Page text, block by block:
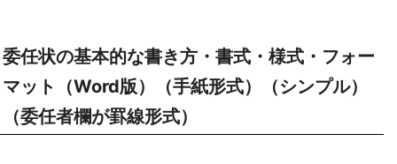
委任状の基本的な書き方・書式・様式・フォー
マット（Word版）（手紙形式）（シンプル）
（委任者欄が罫線形式）